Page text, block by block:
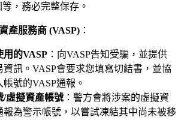
等，務必完整保存。
產服務商 (VASP) ：
用的VASP ：向VASP告知受騙，並提供
資訊。VASP會要求您填寫切結書，並協
帳號的VASP通報。
/虛擬資產帳號：警方會將涉案的虛擬資
報為警示帳號，以嘗試凍結其中尚未被移